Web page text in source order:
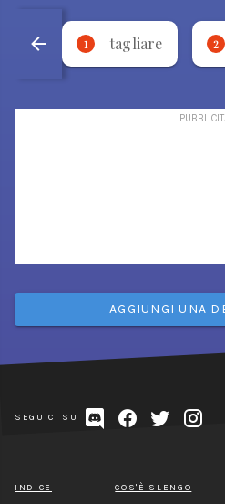
1 tagliare 2
AGGIUNGI UNA
SEGUICI SU
INDICE COS'È SLENGO